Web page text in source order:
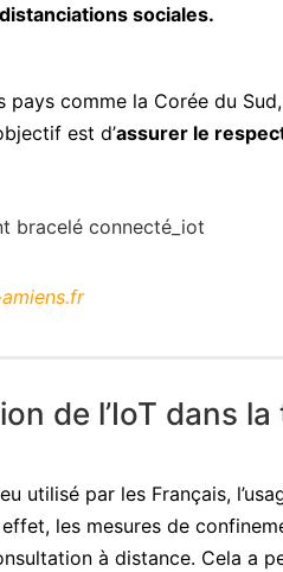
sociales.
pays comme la Corée du
est d’assurer le
de l’IoT dans
utilisé par les Français,
effet, les mesures de
à distance. Cela a